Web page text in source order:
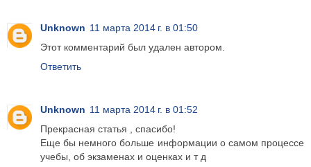
Unknown 11 марта 2014 г. в 01:50
Этот комментарий был удален автором.
Ответить
Unknown 11 марта 2014 г. в 01:52
Прекрасная статья , спасибо!
Еще бы немного больше информации о самом процессе
учебы, об экзаменах и оценках и т д